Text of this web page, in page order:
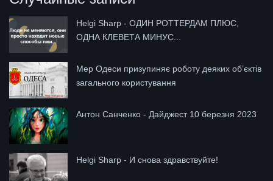
Helgi Sharp - ОДИН РОТТЕРДАМ ПЛЮС,
ОДНА КЛЕВЕТА МИНУС...
Мер Одеси призупиняє роботу деяких об’єктів
загального користування
Антон Санченко - Дайджест 10 березня 2023
Helgi Sharp - И снова здравствуйте!